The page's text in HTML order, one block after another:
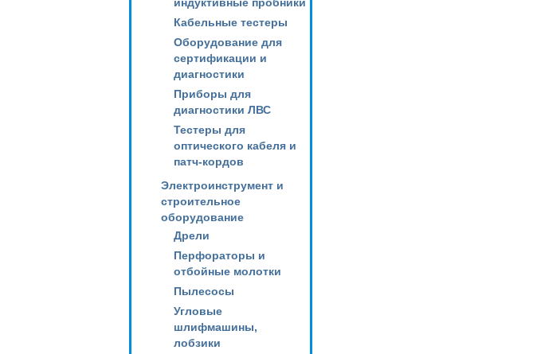
Кабельные тестеры
Оборудование для
сертификации и
диагностики
Приборы для
диагностики ЛВС
Тестеры для
оптического кабеля и
патч-кордов
Электроинструмент и
строительное
оборудование
Дрели
Перфораторы и
отбойные молотки
Пылесосы
Угловые
шлифмашины,
лобзики